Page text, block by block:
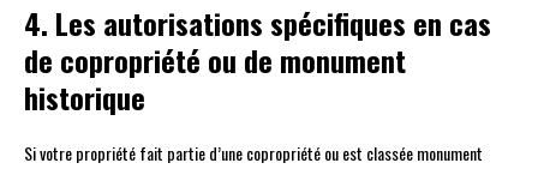
4. Les autorisations spécifiques en cas
de copropriété ou de monument
historique
Si votre propriété fait partie d’une copropriété ou est classée monument